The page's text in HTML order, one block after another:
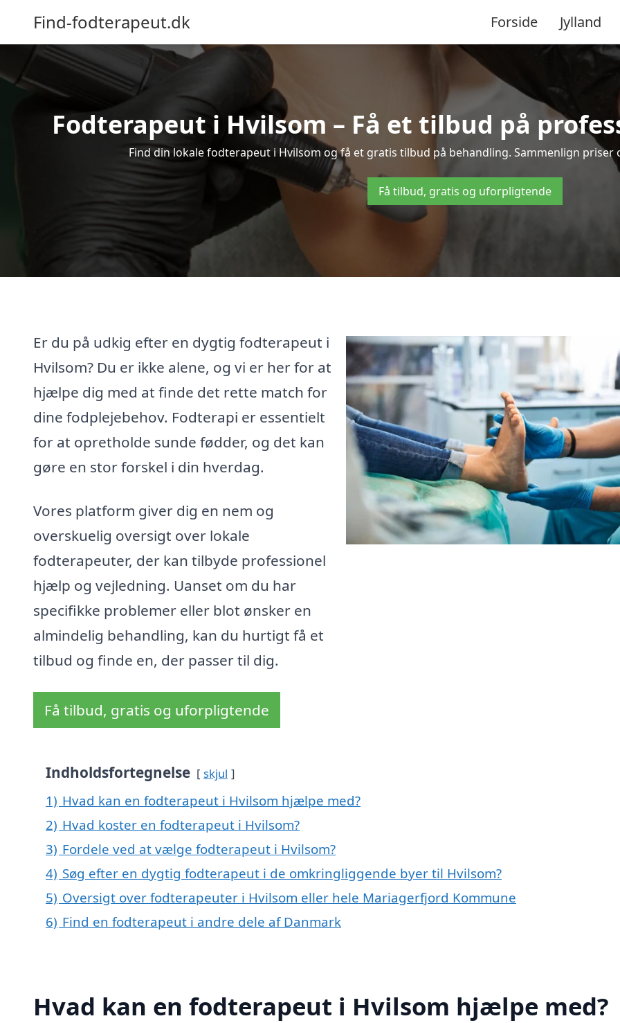
Find-fodterapeut.dk Forside Jylland
Fodterapeut i Hvilsom – Få et tilbud på
Find din lokale fodterapeut i Hvilsom og få et gratis tilbud på behandling. Sammenlign
Få tilbud, gratis og uforpligtende
Er du på udkig efter en dygtig fodterapeut i
Hvilsom? Du er ikke alene, og vi er her for at
hjælpe dig med at finde det rette match for
dine fodplejebehov. Fodterapi er essentielt
for at opretholde sunde fødder, og det kan
gøre en stor forskel i din hverdag.
Vores platform giver dig en nem og
overskuelig oversigt over lokale
fodterapeuter, der kan tilbyde professionel
hjælp og vejledning. Uanset om du har
specifikke problemer eller blot ønsker en
almindelig behandling, kan du hurtigt få et
tilbud og finde en, der passer til dig.
Få tilbud, gratis og uforpligtende
Indholdsfortegnelse skjul
1) Hvad kan en fodterapeut i Hvilsom hjælpe med?
2) Hvad koster en fodterapeut i Hvilsom?
3) Fordele ved at vælge fodterapeut i Hvilsom?
4) Søg efter en dygtig fodterapeut i de omkringliggende byer til Hvilsom?
5) Oversigt over fodterapeuter i Hvilsom eller hele Mariagerfjord Kommune
6) Find en fodterapeut i andre dele af Danmark
Hvad kan en fodterapeut i Hvilsom hjælpe med?